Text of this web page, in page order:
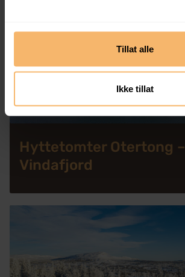
Tillat alle
Ikke tillat
Hyttetomter Otertong –
Vindafjord